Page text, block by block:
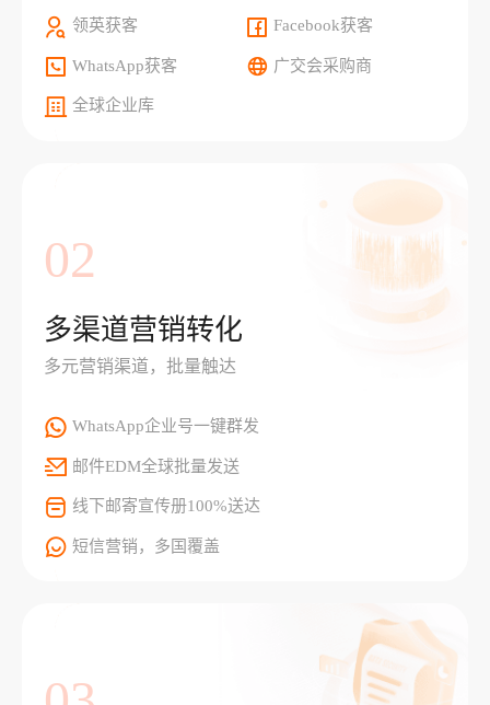
领英获客 Facebook获客
WhatsApp获客 广交会采购商
全球企业库
02
多渠道营销转化
多元营销渠道，批量触达
WhatsApp企业号一键群发
邮件EDM全球批量发送
线下邮寄宣传册100%送达
短信营销，多国覆盖